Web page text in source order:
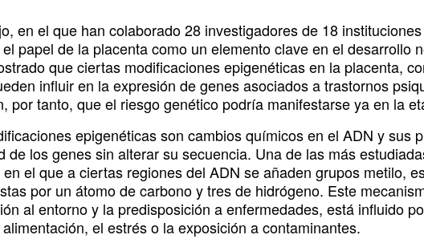
en el que han colaborado 28 investigadores de 18
papel de la placenta como un elemento clave en el desarrollo
que ciertas modificaciones epigenéticas en la placenta,
influir en la expresión de genes asociados a trastornos
por tanto, que el riesgo genético podría manifestarse ya en la
epigenéticas son cambios químicos en el ADN y sus
de los genes sin alterar su secuencia. Una de las más
el que a ciertas regiones del ADN se añaden grupos metilo,
por un átomo de carbono y tres de hidrógeno. Este
al entorno y la predisposición a enfermedades, está influido
el estrés o la exposición a contaminantes.